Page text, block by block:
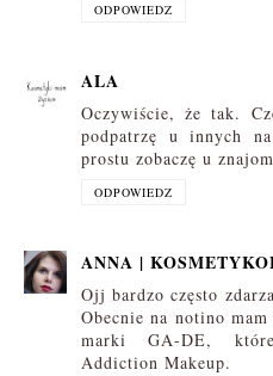
ODPOWIEDZ
ALA
Oczywiście, że tak.
podpatrzę u innych
prostu zobaczę u
ODPOWIEDZ
ANNA |
Ojj bardzo często
Obecnie na notino
marki GA-DE,
Addiction Makeup.